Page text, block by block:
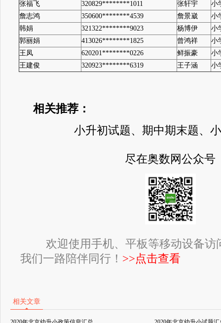
张福飞
320829********1011 张轩宇
小
詹志鸿
350600********4539 詹景崴
小
韩娟
321322********9023 杨博伊
小
郭丽娟
413026********1825 曾鸿祥
小
王凤
620201********0226 鲜振豪
小
王建俊
320923********6319 王子涵 小
相关推荐：
小升初试题、期中期末题、
尽在奥数网公众号
欢迎使用手机、平板等移动设备访
我们一路陪伴同行！ >>点击查看
相关文章